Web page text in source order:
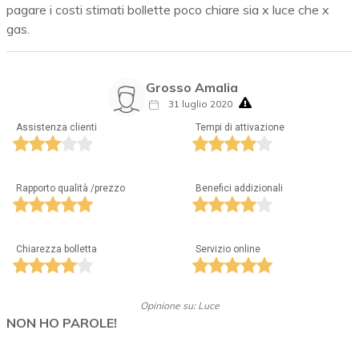
pagare i costi stimati bollette poco chiare sia x luce che x
gas.
Grosso Amalia
31 luglio 2020
Assistenza clienti Tempi di attivazione
Rapporto qualità /prezzo Benefici addizionali
Chiarezza bolletta Servizio online
Opinione su: Luce
NON HO PAROLE!